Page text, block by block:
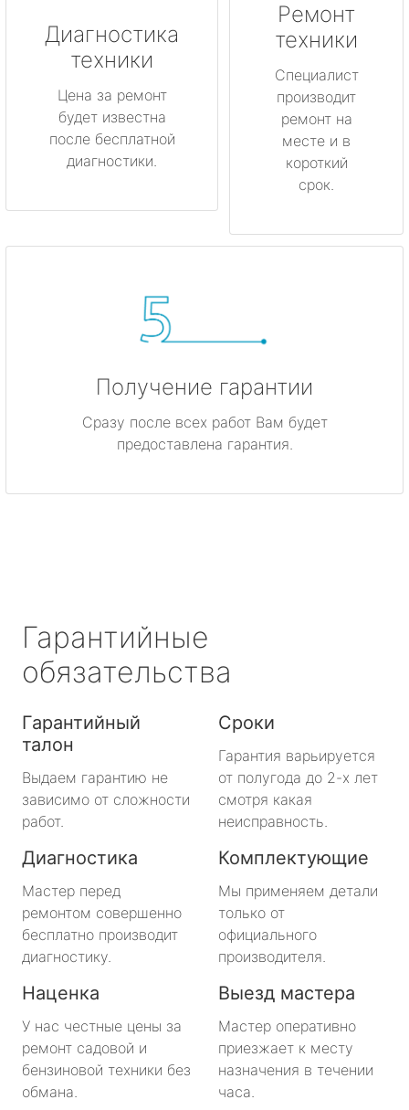
Диагностика
техники
Цена за ремонт
будет известна
после бесплатной
диагностики.
Ремонт
техники
Специалист
производит
ремонт на
месте и в
короткий
срок.
Получение гарантии
Сразу после всех работ Вам будет
предоставлена гарантия.
Гарантийные
обязательства
Гарантийный
талон
Выдаем гарантию не
зависимо от сложности
работ.
Сроки
Гарантия варьируется
от полугода до 2-х лет
смотря какая
неисправность.
Диагностика
Мастер перед
ремонтом совершенно
бесплатно производит
диагностику.
Комплектующие
Мы применяем детали
только от
официального
производителя.
Наценка
У нас честные цены за
ремонт садовой и
бензиновой техники без
обмана.
Выезд мастера
Мастер оперативно
приезжает к месту
назначения в течении
часа.